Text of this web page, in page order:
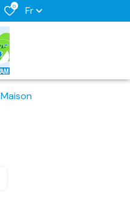
0 Fr
Maison